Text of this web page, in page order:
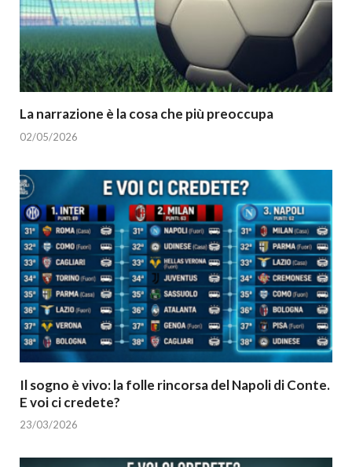
La narrazione è la cosa che più preoccupa
02/05/2026
Il sogno è vivo: la folle rincorsa del Napoli di Conte.
E voi ci credete?
23/03/2026